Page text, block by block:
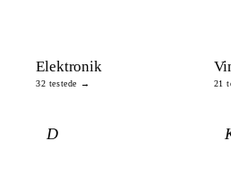
Elektronik
32 testede → 21
D